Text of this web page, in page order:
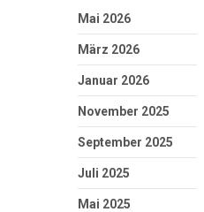
Mai 2026
März 2026
Januar 2026
November 2025
September 2025
Juli 2025
Mai 2025